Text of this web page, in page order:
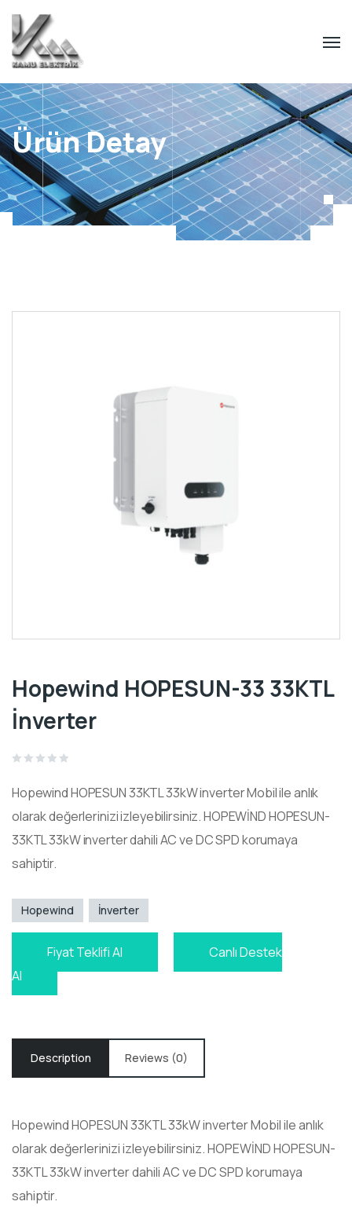
Ürün Detay
Hopewind HOPESUN-33 33KTL
İnverter
out
Hopewind HOPESUN 33KTL 33kW inverter Mobil ile anlık
olarak değerlerinizi izleyebilirsiniz. HOPEWİND HOPESUN-
33KTL 33kW inverter dahili AC ve DC SPD korumaya
sahiptir.
Hopewind İnverter
Fiyat Teklifi Al
Canlı Destek
Al
Description Reviews (0)
Hopewind HOPESUN 33KTL 33kW inverter Mobil ile anlık
olarak değerlerinizi izleyebilirsiniz. HOPEWİND HOPESUN-
33KTL 33kW inverter dahili AC ve DC SPD korumaya
sahiptir.